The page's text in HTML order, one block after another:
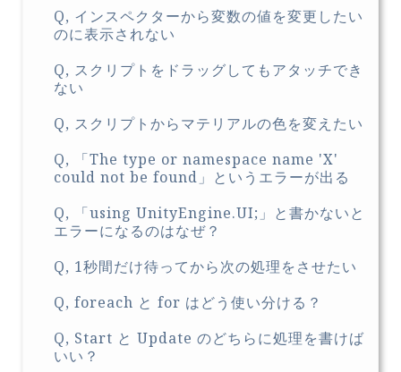
Q, インスペクターから変数の値を変更したい
のに表示されない
Q, スクリプトをドラッグしてもアタッチでき
ない
Q, スクリプトからマテリアルの色を変えたい
Q, 「The type or namespace name 'X'
could not be found」というエラーが出る
Q, 「using UnityEngine.UI;」と書かないと
エラーになるのはなぜ？
Q, 1秒間だけ待ってから次の処理をさせたい
Q, foreach と for はどう使い分ける？
Q, Start と Update のどちらに処理を書けば
いい？